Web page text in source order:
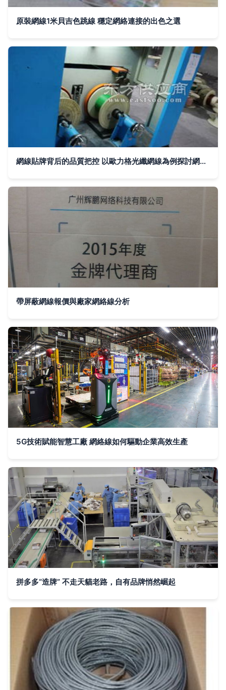
原裝網線1米貝吉色跳線 穩定網絡連接的出色之選
網線貼牌背后的品質把控 以歐力格光纖網線為例探討網絡線生產內幕
帶屏蔽網線報價與廠家網絡線分析
5G技術賦能智慧工廠 網絡線如何驅動企業高效生產
拼多多“造牌” 不走天貓老路，自有品牌悄然崛起